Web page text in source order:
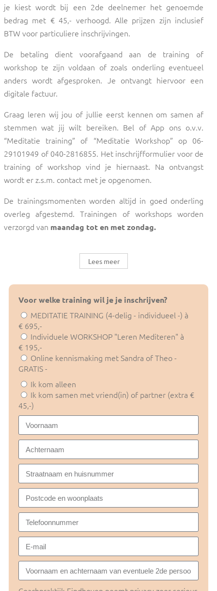
je kiest wordt bij een 2de deelnemer het genoemde
bedrag met € 45,- verhoogd. Alle prijzen zijn inclusief
BTW voor particuliere inschrijvingen.
De betaling dient voorafgaand aan de training of
workshop te zijn voldaan of zoals onderling eventueel
anders wordt afgesproken. Je ontvangt hiervoor een
digitale factuur.
Graag leren wij jou of jullie eerst kennen om samen af
stemmen wat jij wilt bereiken. Bel of App ons o.v.v.
“Meditatie training” of “Meditatie Workshop” op 06-
29101949 of 040-2816855. Het inschrijfformulier voor de
training of workshop vind je hiernaast. Na ontvangst
wordt er z.s.m. contact met je opgenomen.
De trainingsmomenten worden altijd in goed onderling
overleg afgestemd. Trainingen of workshops worden
verzorgd van maandag tot en met zondag.
Lees meer
Voor welke training wil je je inschrijven?
MEDITATIE TRAINING (4-delig - individueel -) à
€ 695,-
Individuele WORKSHOP "Leren Mediteren" à
€ 195,-
Online kennismaking met Sandra of Theo -
GRATIS -
Ik kom alleen
Ik kom samen met vriend(in) of partner (extra €
45,-)